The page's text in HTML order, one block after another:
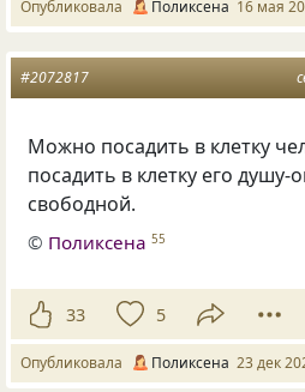
Опубликовала Поликсена 16 мая
#2072817
Можно посадить в клетку
посадить в клетку его душу-
свободной.
© Поликсена 55
33 5
Опубликовала Поликсена 23 дек